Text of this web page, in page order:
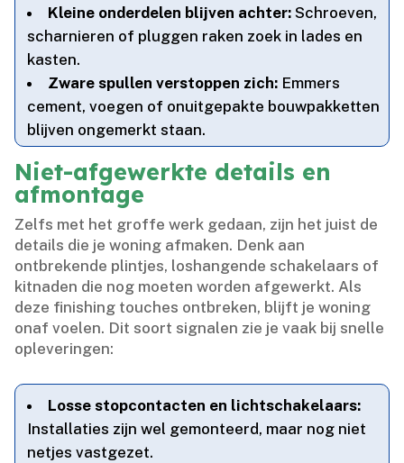
Kleine onderdelen blijven achter: Schroeven,
scharnieren of pluggen raken zoek in lades en
kasten.​
Zware spullen verstoppen zich: Emmers
cement, voegen of onuitgepakte bouwpakketten
blijven ongemerkt staan.​
Niet-afgewerkte details en
afmontage
Zelfs met het groffe werk gedaan, zijn het juist de
details die je woning afmaken.​ Denk aan
ontbrekende plintjes, loshangende schakelaars of
kitnaden die nog moeten worden afgewerkt.​ Als
deze finishing touches ontbreken, blijft je woning
onaf voelen.​ Dit soort signalen zie je vaak bij snelle
opleveringen:
Losse stopcontacten en lichtschakelaars:
Installaties zijn wel gemonteerd, maar nog niet
netjes vastgezet.​